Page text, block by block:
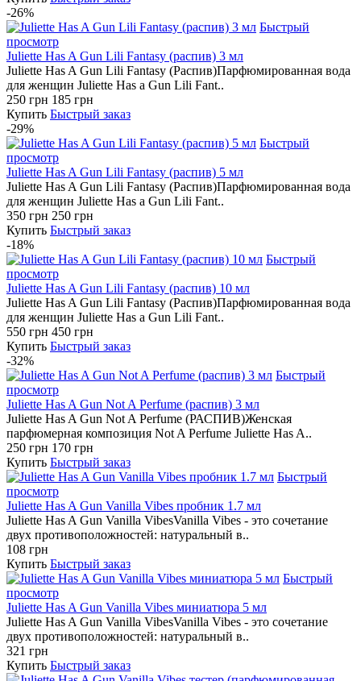
-26%
Быстрый
просмотр
Juliette Has A Gun Lili Fantasy (распив) 3 мл
Juliette Has A Gun Lili Fantasy (Распив)Парфюмированная вода
для женщин Juliette Has a Gun Lili Fant..
250 грн 185 грн
Купить Быстрый заказ
-29%
Быстрый
просмотр
Juliette Has A Gun Lili Fantasy (распив) 5 мл
Juliette Has A Gun Lili Fantasy (Распив)Парфюмированная вода
для женщин Juliette Has a Gun Lili Fant..
350 грн 250 грн
Купить Быстрый заказ
-18%
Быстрый
просмотр
Juliette Has A Gun Lili Fantasy (распив) 10 мл
Juliette Has A Gun Lili Fantasy (Распив)Парфюмированная вода
для женщин Juliette Has a Gun Lili Fant..
550 грн 450 грн
Купить Быстрый заказ
-32%
Быстрый
просмотр
Juliette Has A Gun Not A Perfume (распив) 3 мл
Juliette Has A Gun Not A Perfume (РАСПИВ)Женская
парфюмерная композиция Not A Perfume Juliette Has A..
250 грн 170 грн
Купить Быстрый заказ
Быстрый
просмотр
Juliette Has A Gun Vanilla Vibes пробник 1.7 мл
Juliette Has A Gun Vanilla VibesVanilla Vibes - это сочетание
двух противоположностей: натуральный в..
108 грн
Купить Быстрый заказ
Быстрый
просмотр
Juliette Has A Gun Vanilla Vibes миниатюра 5 мл
Juliette Has A Gun Vanilla VibesVanilla Vibes - это сочетание
двух противоположностей: натуральный в..
321 грн
Купить Быстрый заказ